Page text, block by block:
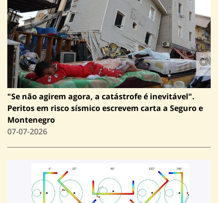
"Se não agirem agora, a catástrofe é inevitável".
Peritos em risco sísmico escrevem carta a Seguro e
Montenegro
07-07-2026